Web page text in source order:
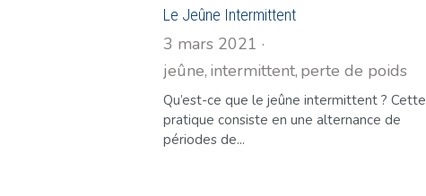
Le Jeûne Intermittent
3 mars 2021 ·
jeûne, intermittent, perte de poids
Qu’est-ce que le jeûne intermittent ? Cette
pratique consiste en une alternance de
périodes de...